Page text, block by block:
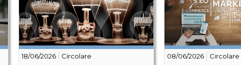
18/06/2026 Circolare 08/06/2026 Circolare